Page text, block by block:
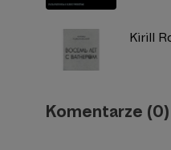
Kirill
Komentarze (0)